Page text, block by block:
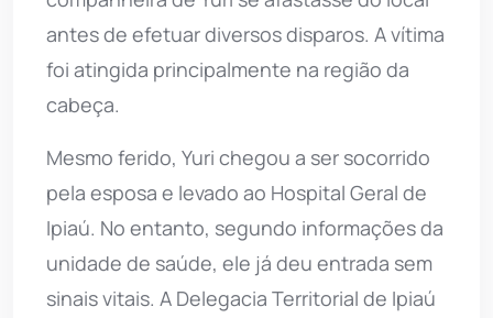
antes de efetuar diversos disparos. A vítima
foi atingida principalmente na região da
cabeça.
Mesmo ferido, Yuri chegou a ser socorrido
pela esposa e levado ao Hospital Geral de
Ipiaú. No entanto, segundo informações da
unidade de saúde, ele já deu entrada sem
sinais vitais. A Delegacia Territorial de Ipiaú